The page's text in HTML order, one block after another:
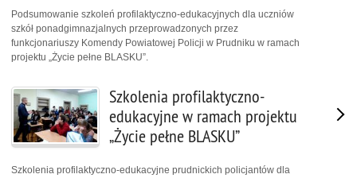
Podsumowanie szkoleń profilaktyczno-edukacyjnych dla uczniów
szkół ponadgimnazjalnych przeprowadzonych przez
funkcjonariuszy Komendy Powiatowej Policji w Prudniku w ramach
projektu „Życie pełne BLASKU”.
Szkolenia profilaktyczno-
edukacyjne w ramach projektu
„Życie pełne BLASKU”
Szkolenia profilaktyczno-edukacyjne prudnickich policjantów dla